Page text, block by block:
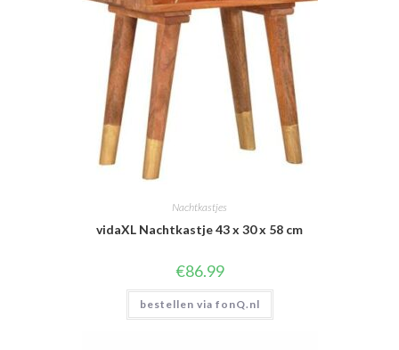
Nachtkastjes
vidaXL Nachtkastje 43 x 30 x 58 cm
€86.99
bestellen via fonQ.nl